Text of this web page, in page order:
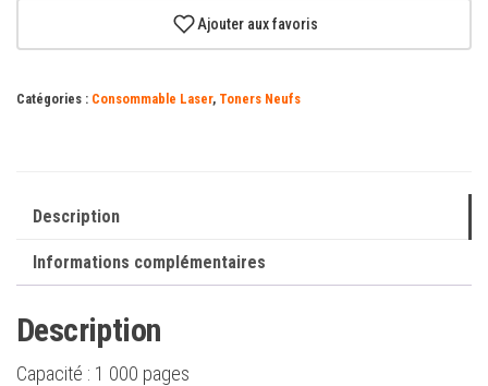
CX310/CX410/CX510
Cartouche
toner
Ajouter aux favoris
Catégories : Consommable Laser, Toners Neufs
Description
Informations complémentaires
Description
Capacité : 1 000 pages